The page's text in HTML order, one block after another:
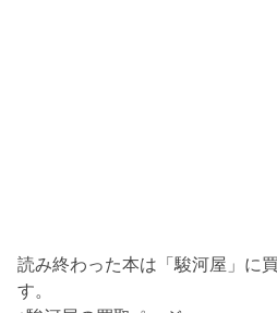
読み終わった本は「駿河屋」に
す。